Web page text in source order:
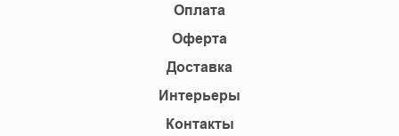
Оплата
Оферта
Доставка
Интерьеры
Контакты